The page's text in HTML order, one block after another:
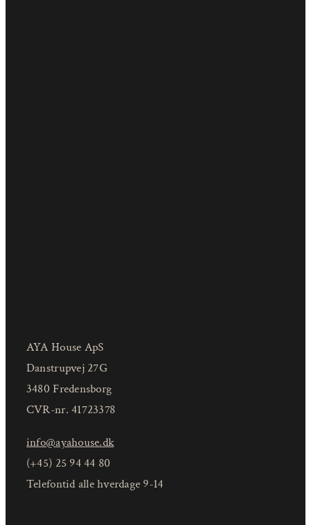
AYA House ApS
Danstrupvej 27G
3480 Fredensborg
CVR-nr. 41723378
info@ayahouse.dk
(+45) 25 94 44 80
Telefontid alle hverdage 9-14